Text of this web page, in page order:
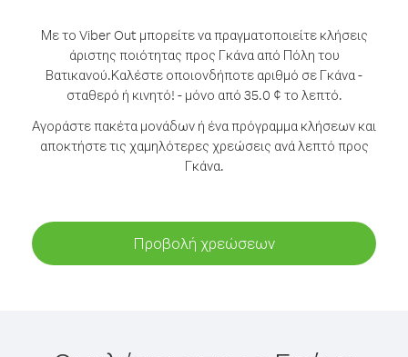
Με το Viber Out μπορείτε να πραγματοποιείτε κλήσεις
άριστης ποιότητας προς Γκάνα από Πόλη του
Βατικανού.Καλέστε οποιονδήποτε αριθμό σε Γκάνα -
σταθερό ή κινητό! - μόνο από 35.0 ¢ το λεπτό.
Αγοράστε πακέτα μονάδων ή ένα πρόγραμμα κλήσεων και
αποκτήστε τις χαμηλότερες χρεώσεις ανά λεπτό προς
Γκάνα.
Προβολή χρεώσεων